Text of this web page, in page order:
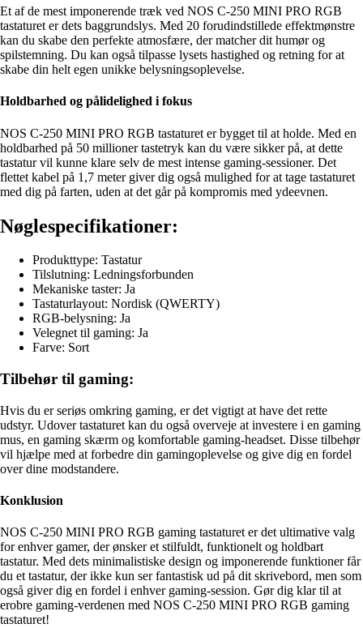
Et af de mest imponerende træk ved NOS C-250 MINI PRO RGB
tastaturet er dets baggrundslys. Med 20 forudindstillede effektmønstre
kan du skabe den perfekte atmosfære, der matcher dit humør og
spilstemning. Du kan også tilpasse lysets hastighed og retning for at
skabe din helt egen unikke belysningsoplevelse.
Holdbarhed og pålidelighed i fokus
NOS C-250 MINI PRO RGB tastaturet er bygget til at holde. Med en
holdbarhed på 50 millioner tastetryk kan du være sikker på, at dette
tastatur vil kunne klare selv de mest intense gaming-sessioner. Det
flettet kabel på 1,7 meter giver dig også mulighed for at tage tastaturet
med dig på farten, uden at det går på kompromis med ydeevnen.
Nøglespecifikationer:
Produkttype: Tastatur
Tilslutning: Ledningsforbunden
Mekaniske taster: Ja
Tastaturlayout: Nordisk (QWERTY)
RGB-belysning: Ja
Velegnet til gaming: Ja
Farve: Sort
Tilbehør til gaming:
Hvis du er seriøs omkring gaming, er det vigtigt at have det rette
udstyr. Udover tastaturet kan du også overveje at investere i en gaming
mus, en gaming skærm og komfortable gaming-headset. Disse tilbehør
vil hjælpe med at forbedre din gamingoplevelse og give dig en fordel
over dine modstandere.
Konklusion
NOS C-250 MINI PRO RGB gaming tastaturet er det ultimative valg
for enhver gamer, der ønsker et stilfuldt, funktionelt og holdbart
tastatur. Med dets minimalistiske design og imponerende funktioner får
du et tastatur, der ikke kun ser fantastisk ud på dit skrivebord, men som
også giver dig en fordel i enhver gaming-session. Gør dig klar til at
erobre gaming-verdenen med NOS C-250 MINI PRO RGB gaming
tastaturet!